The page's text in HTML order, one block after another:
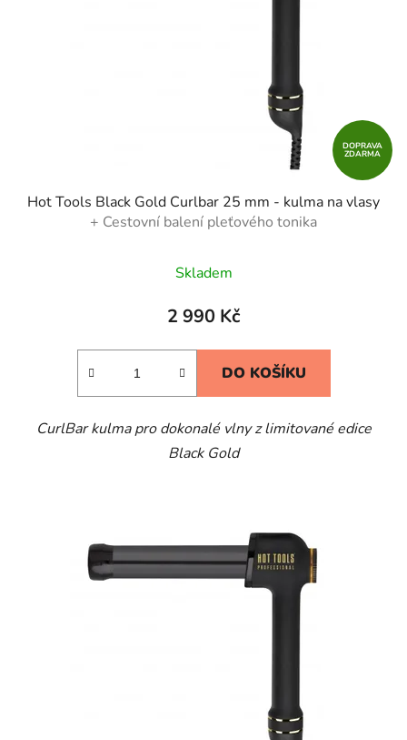
DOPRAVA
ZDARMA
Hot Tools Black Gold Curlbar 25 mm - kulma na vlasy
+ Cestovní balení pleťového tonika
Skladem
2 990 Kč
DO KOŠÍKU
CurlBar kulma pro dokonalé vlny z limitované edice
Black Gold